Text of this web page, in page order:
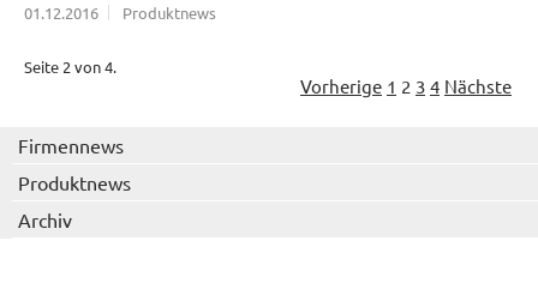
01.12.2016 Produktnews
Seite 2 von 4.
Vorherige 1 2 3 4 Nächste
Firmennews
Produktnews
Archiv